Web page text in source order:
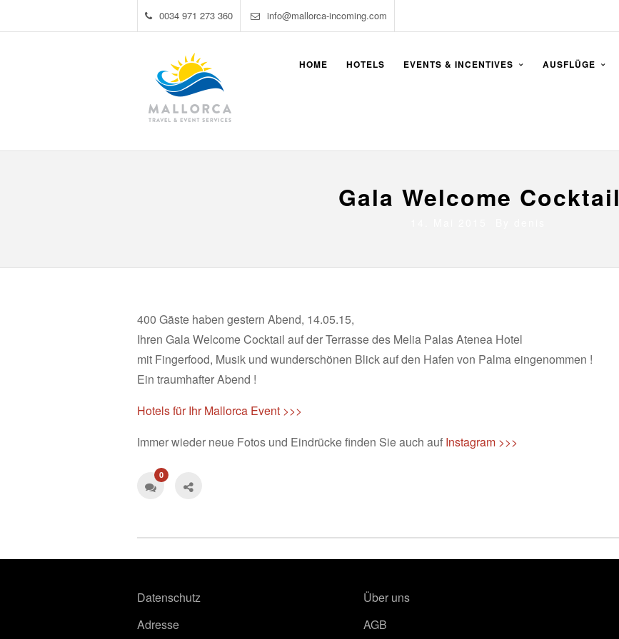
0034 971 273 360 info@mallorca-incoming.com
HOME HOTELS EVENTS & INCENTIVES AUSFLÜGE
Gala Welcome Cocktail
400 Gäste haben gestern Abend, 14.05.15,
Ihren Gala Welcome Cocktail auf der Terrasse des Melia Palas Atenea Hotel
mit Fingerfood, Musik und wunderschönen Blick auf den Hafen von Palma eingenommen !
Ein traumhafter Abend !
Hotels für Ihr Mallorca Event >>>
Immer wieder neue Fotos und Eindrücke finden Sie auch auf Instagram >>>
0
Datenschutz
Adresse
Über uns
AGB